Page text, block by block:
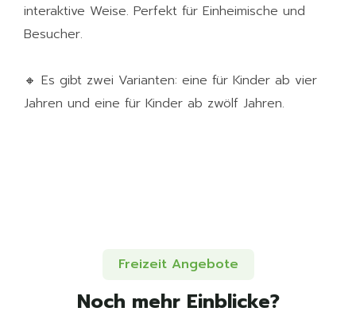
interaktive Weise. Perfekt für Einheimische und
Besucher.
🔸 Es gibt zwei Varianten: eine für Kinder ab vier
Jahren und eine für Kinder ab zwölf Jahren.
Freizeit Angebote
Noch mehr Einblicke?